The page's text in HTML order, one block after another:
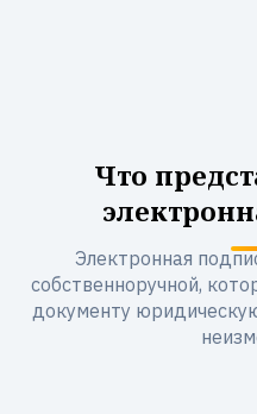
Что
Электронная
собственноручной,
документу